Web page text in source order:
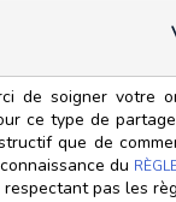
de soigner votre
ce type de
que de
du
pas les